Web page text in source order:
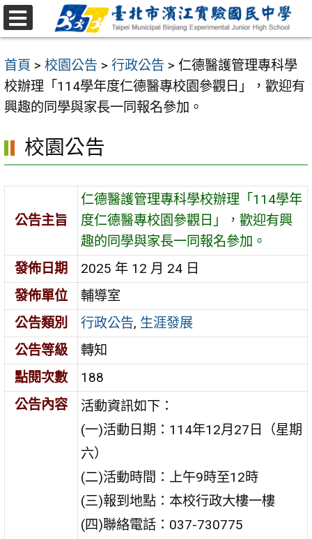
跳
至
要
內
容
首頁 > 校園公告 > 行政公告 > 仁德醫護管理專科學
校辦理「114學年度仁德醫專校園參觀日」，歡迎有
興趣的同學與家長一同報名參加。
校園公告
公告主旨
仁德醫護管理專科學校辦理「114學年
度仁德醫專校園參觀日」，歡迎有興
趣的同學與家長一同報名參加。
發佈日期
2025 年 12 月 24 日
發佈單位
輔導室
公告類別
行政公告, 生涯發展
公告等級
轉知
點閱次數
188
公告內容
活動資訊如下：
(一)活動日期：114年12月27日（星期
六）
(二)活動時間：上午9時至12時
(三)報到地點：本校行政大樓一樓
(四)聯絡電話：037-730775
選
單